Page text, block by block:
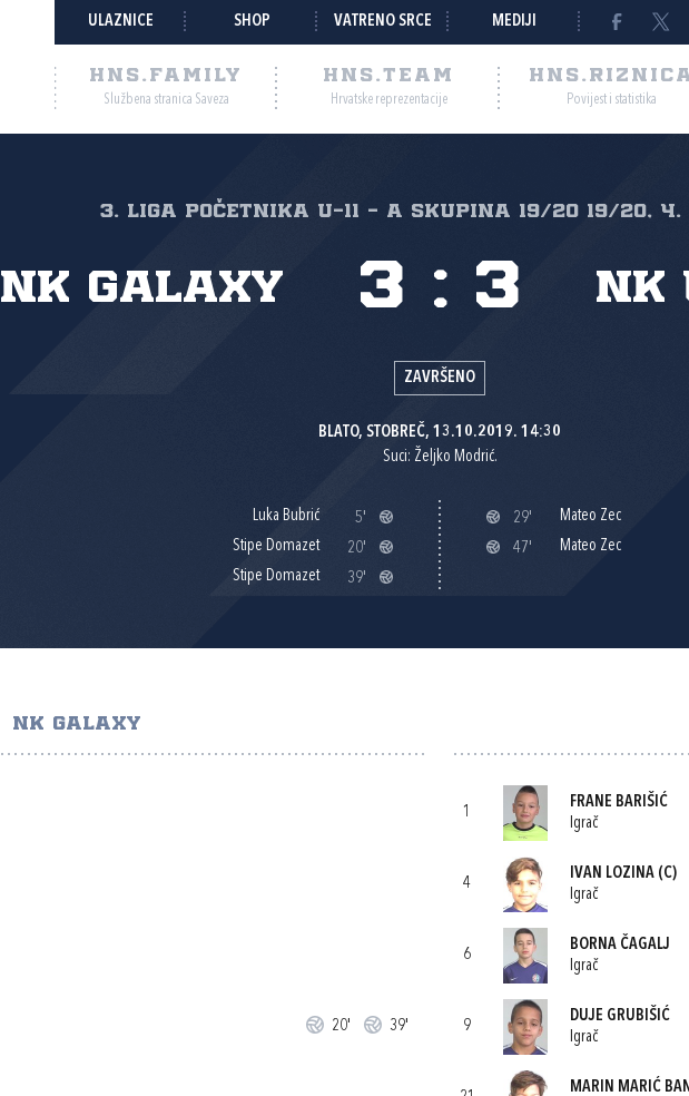
ULAZNICE SHOP VATRENO SRCE MEDIJI
HNS.FAMILY
Službena stranica Saveza
HNS.TEAM
Hrvatske reprezentacije Povijest i statistika
3. liga početnika U-11 - A skupina 19/20 19/20,
NK Galaxy NK
3 : 3
ZAVRŠENO
BLATO, STOBREČ, 13.10.2019. 14:30
Suci: Željko Modrić.
Luka Bubrić
5'
Stipe Domazet
20'
Stipe Domazet
39'
29'
Mateo Zec
47'
Mateo Zec
NK GALAXY
20' 39'
1
FRANE BARIŠIĆ
Igrač
4
IVAN LOZINA(C)
Igrač
6
BORNA ČAGALJ
Igrač
9
DUJE GRUBIŠIĆ
Igrač
MARIN MARIĆ